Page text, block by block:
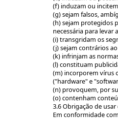
(f) induzam ou
(g) sejam falsos,
(h) sejam protegidos
necessária para
(i) transgridam os
(j) sejam contrários
(k) infrinjam as
(l) constituam
(m) incorporem vírus
("hardware" e
(n) provoquem, por
(o) contenham
3.6 Obrigação de
Em conformidade